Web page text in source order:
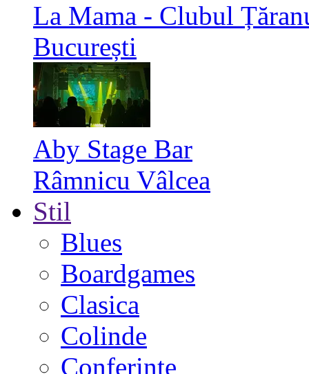
La Mama - Clubul
București
Aby Stage Bar
Râmnicu Vâlcea
Stil
Blues
Boardgames
Clasica
Colinde
Conferinte